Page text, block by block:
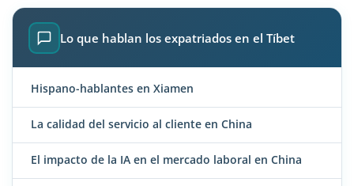
Lo que hablan los expatriados en el Tíbet
Hispano-hablantes en Xiamen
La calidad del servicio al cliente en China
El impacto de la IA en el mercado laboral en China